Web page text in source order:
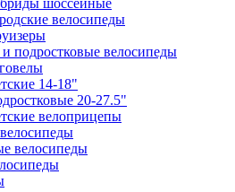
велосипеды
и подростковые велосипеды
14-18"
20-27.5"
велоприцепы
велосипеды